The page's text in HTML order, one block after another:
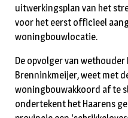
uitwerkingsplan van het
voor het eerst officieel
woningbouwlocatie.
De opvolger van wethouder
Brenninkmeijer, weet met
woningbouwakkoord af te
ondertekent het Haarens